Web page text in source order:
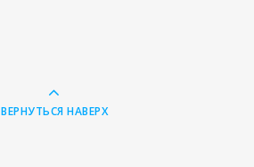
ВЕРНУТЬСЯ НАВЕРХ